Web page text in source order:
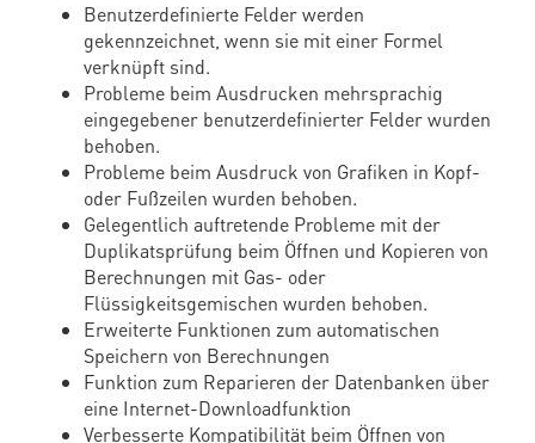
Benutzerdefinierte Felder werden
gekennzeichnet, wenn sie mit einer Formel
verknüpft sind.
Probleme beim Ausdrucken mehrsprachig
eingegebener benutzerdefinierter Felder wurden
behoben.
Probleme beim Ausdruck von Grafiken in Kopf-
oder Fußzeilen wurden behoben.
Gelegentlich auftretende Probleme mit der
Duplikatsprüfung beim Öffnen und Kopieren von
Berechnungen mit Gas- oder
Flüssigkeitsgemischen wurden behoben.
Erweiterte Funktionen zum automatischen
Speichern von Berechnungen
Funktion zum Reparieren der Datenbanken über
eine Internet-Downloadfunktion
Verbesserte Kompatibilität beim Öffnen von